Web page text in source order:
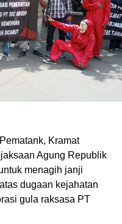
Kramat
Agung Republik
menagih janji
dugaan kejahatan
gula raksasa PT